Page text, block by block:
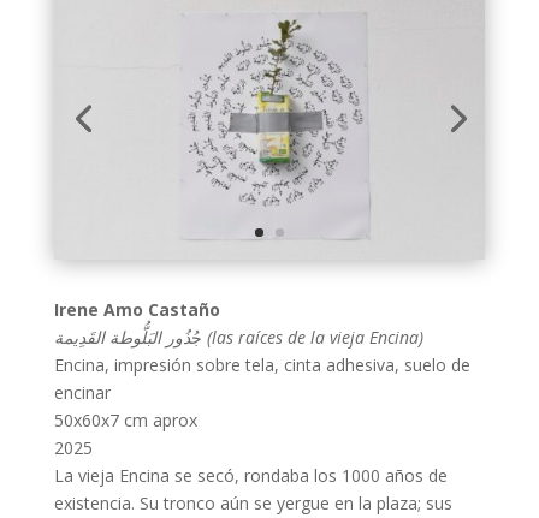
Irene Amo Castaño
جُ ذُور البَلُّوطة القَدِيمة (las raíces de la vieja Encina)
Encina, impresión sobre tela, cinta adhesiva, suelo de
encinar
50x60x7 cm aprox
2025
La vieja Encina se secó, rondaba los 1000 años de
existencia. Su tronco aún se yergue en la plaza; sus